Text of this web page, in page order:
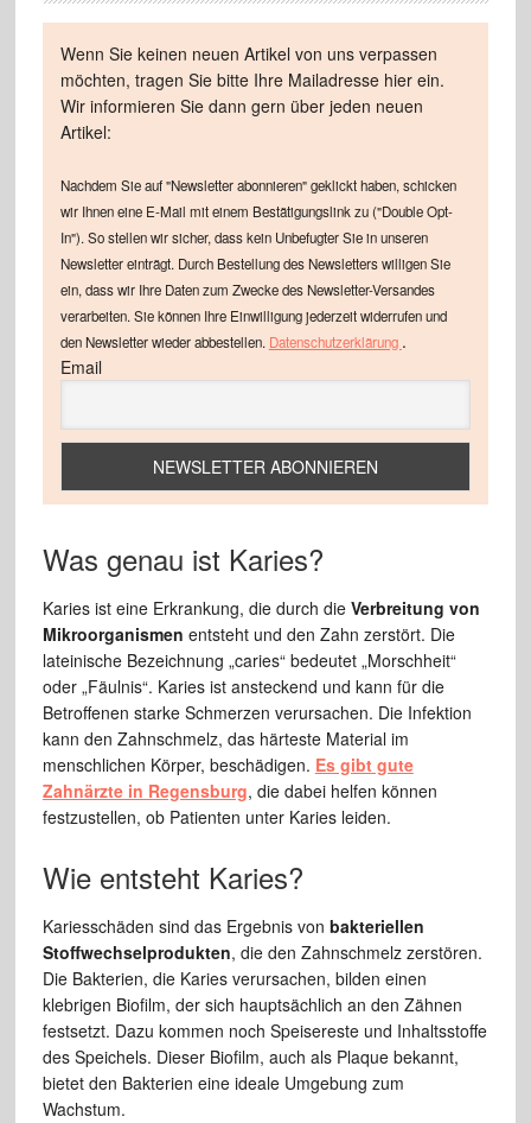
Wenn Sie keinen neuen Artikel von uns verpassen
möchten, tragen Sie bitte Ihre Mailadresse hier ein.
Wir informieren Sie dann gern über jeden neuen
Artikel:
Nachdem Sie auf "Newsletter abonnieren" geklickt haben, schicken
wir Ihnen eine E-Mail mit einem Bestätigungslink zu ("Double Opt-
In"). So stellen wir sicher, dass kein Unbefugter Sie in unseren
Newsletter einträgt. Durch Bestellung des Newsletters willigen Sie
ein, dass wir Ihre Daten zum Zwecke des Newsletter-Versandes
verarbeiten. Sie können Ihre Einwilligung jederzeit widerrufen und
den Newsletter wieder abbestellen. Datenschutzerklärung .
Email
Was genau ist Karies?
Karies ist eine Erkrankung, die durch die Verbreitung von
Mikroorganismen entsteht und den Zahn zerstört. Die
lateinische Bezeichnung „caries“ bedeutet „Morschheit“
oder „Fäulnis“. Karies ist ansteckend und kann für die
Betroffenen starke Schmerzen verursachen. Die Infektion
kann den Zahnschmelz, das härteste Material im
menschlichen Körper, beschädigen. Es gibt gute
Zahnärzte in Regensburg, die dabei helfen können
festzustellen, ob Patienten unter Karies leiden.
Wie entsteht Karies?
Kariesschäden sind das Ergebnis von bakteriellen
Stoffwechselprodukten, die den Zahnschmelz zerstören.
Die Bakterien, die Karies verursachen, bilden einen
klebrigen Biofilm, der sich hauptsächlich an den Zähnen
festsetzt. Dazu kommen noch Speisereste und Inhaltsstoffe
des Speichels. Dieser Biofilm, auch als Plaque bekannt,
bietet den Bakterien eine ideale Umgebung zum
Wachstum.